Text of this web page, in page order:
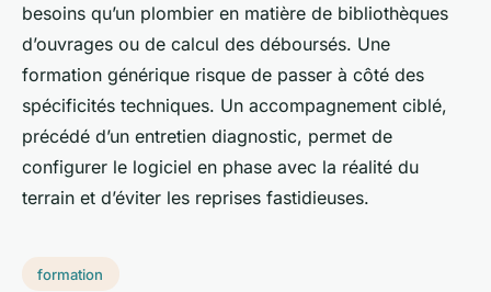
besoins qu’un plombier en matière de bibliothèques
d’ouvrages ou de calcul des déboursés. Une
formation générique risque de passer à côté des
spécificités techniques. Un accompagnement ciblé,
précédé d’un entretien diagnostic, permet de
configurer le logiciel en phase avec la réalité du
terrain et d’éviter les reprises fastidieuses.
formation